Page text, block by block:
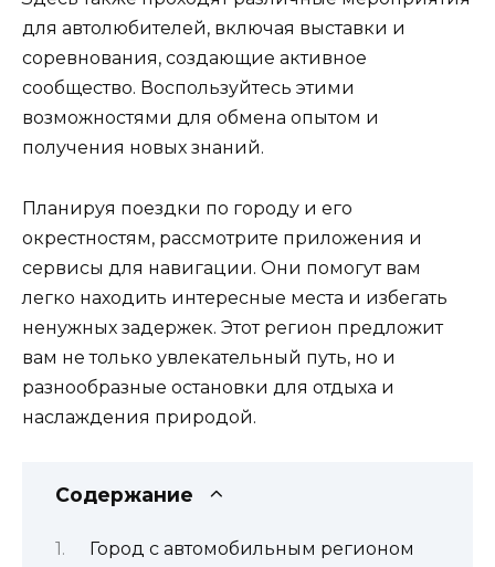
для автолюбителей, включая выставки и
соревнования, создающие активное
сообщество. Воспользуйтесь этими
возможностями для обмена опытом и
получения новых знаний.
Планируя поездки по городу и его
окрестностям, рассмотрите приложения и
сервисы для навигации. Они помогут вам
легко находить интересные места и избегать
ненужных задержек. Этот регион предложит
вам не только увлекательный путь, но и
разнообразные остановки для отдыха и
наслаждения природой.
Содержание
Город с автомобильным регионом